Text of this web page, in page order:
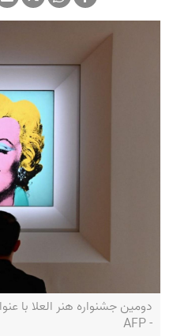
دومین جشنواره هنر العلا با
- AFP